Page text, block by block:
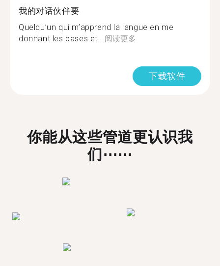
我的对话伙伴要
Quelqu’un qui m’apprend la langue en me
donnant les bases et...阅读更多
下载软件
你能从这些管道更认识我
们⋯⋯